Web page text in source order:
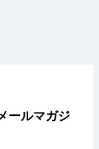
ールマガジ